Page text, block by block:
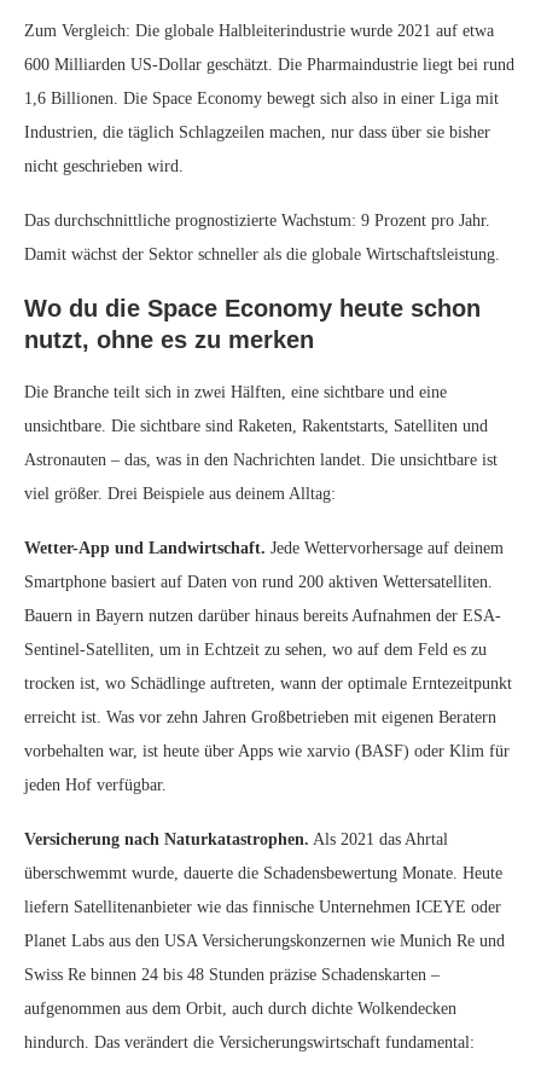
Zum Vergleich: Die globale Halbleiterindustrie wurde 2021 auf etwa
600 Milliarden US-Dollar geschätzt. Die Pharmaindustrie liegt bei rund
1,6 Billionen. Die Space Economy bewegt sich also in einer Liga mit
Industrien, die täglich Schlagzeilen machen, nur dass über sie bisher
nicht geschrieben wird.
Das durchschnittliche prognostizierte Wachstum: 9 Prozent pro Jahr.
Damit wächst der Sektor schneller als die globale Wirtschaftsleistung.
Wo du die Space Economy heute schon
nutzt, ohne es zu merken
Die Branche teilt sich in zwei Hälften, eine sichtbare und eine
unsichtbare. Die sichtbare sind Raketen, Rakentstarts, Satelliten und
Astronauten – das, was in den Nachrichten landet. Die unsichtbare ist
viel größer. Drei Beispiele aus deinem Alltag:
Wetter-App und Landwirtschaft. Jede Wettervorhersage auf deinem
Smartphone basiert auf Daten von rund 200 aktiven Wettersatelliten.
Bauern in Bayern nutzen darüber hinaus bereits Aufnahmen der ESA-
Sentinel-Satelliten, um in Echtzeit zu sehen, wo auf dem Feld es zu
trocken ist, wo Schädlinge auftreten, wann der optimale Erntezeitpunkt
erreicht ist. Was vor zehn Jahren Großbetrieben mit eigenen Beratern
vorbehalten war, ist heute über Apps wie xarvio (BASF) oder Klim für
jeden Hof verfügbar.
Versicherung nach Naturkatastrophen. Als 2021 das Ahrtal
überschwemmt wurde, dauerte die Schadensbewertung Monate. Heute
liefern Satellitenanbieter wie das finnische Unternehmen ICEYE oder
Planet Labs aus den USA Versicherungskonzernen wie Munich Re und
Swiss Re binnen 24 bis 48 Stunden präzise Schadenskarten –
aufgenommen aus dem Orbit, auch durch dichte Wolkendecken
hindurch. Das verändert die Versicherungswirtschaft fundamental: